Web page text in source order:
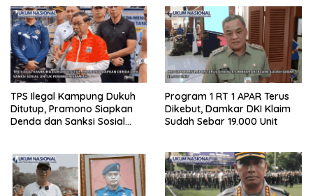
TPS Ilegal Kampung Dukuh
Ditutup, Pramono Siapkan
Denda dan Sanksi Sosial
Program 1 RT 1 APAR Terus
Dikebut, Damkar DKI Klaim
Sudah Sebar 19.000 Unit